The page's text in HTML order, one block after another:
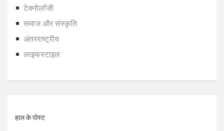
टेक्नोलॉजी
समाज और संस्कृति
अंतरराष्ट्रीय
लाइफस्टाइल
हाल के पोस्ट